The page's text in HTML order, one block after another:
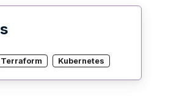
Terraform Kubernetes